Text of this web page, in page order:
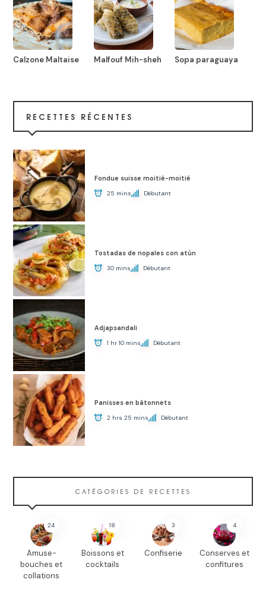
Calzone Maltaise Malfouf Mih-sheh Sopa paraguaya
RECETTES RÉCENTES
Fondue suisse moitié-moitié
25 mins Débutant
Tostadas de nopales con atún
30 mins Débutant
Adjapsandali
1 hr 10 mins Débutant
Panisses en bâtonnets
2 hrs 25 mins Débutant
CATÉGORIES DE RECETTES
24
Amuse-
bouches et
collations
18
Boissons et
cocktails
3
Confiserie
4
Conserves et
confitures